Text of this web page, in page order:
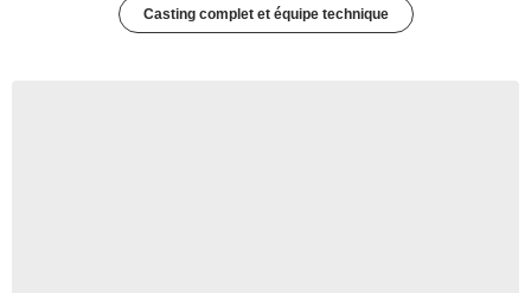
Casting complet et équipe technique